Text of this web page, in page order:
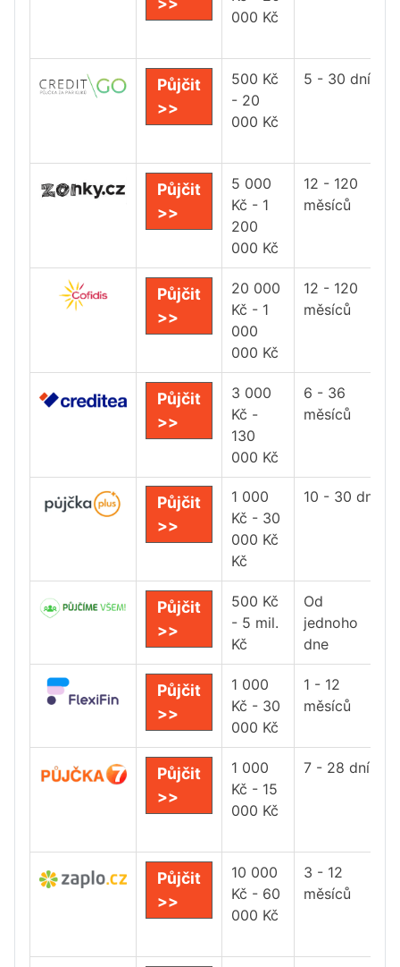
000 Kč
Půjčit
>>
500 Kč
- 20
000 Kč
5 - 30 dní
Půjčit
>>
5 000
Kč - 1
200
000 Kč
12 - 120
měsíců
Půjčit
>>
20 000
Kč - 1
000
000 Kč
12 - 120
měsíců
Půjčit
>>
3 000
Kč -
130
000 Kč
6 - 36
měsíců
Půjčit
>>
1 000
Kč - 30
000 Kč
Kč
10 - 30 dní
Půjčit
>>
500 Kč
- 5 mil.
Kč
Od
jednoho
dne
Půjčit
>>
1 000
Kč - 30
000 Kč
1 - 12
měsíců
Půjčit
>>
1 000
Kč - 15
000 Kč
7 - 28 dní
Půjčit
>>
10 000
Kč - 60
000 Kč
3 - 12
měsíců